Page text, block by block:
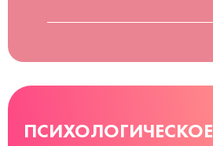
ПСИХОЛОГИЧЕСКОЕ